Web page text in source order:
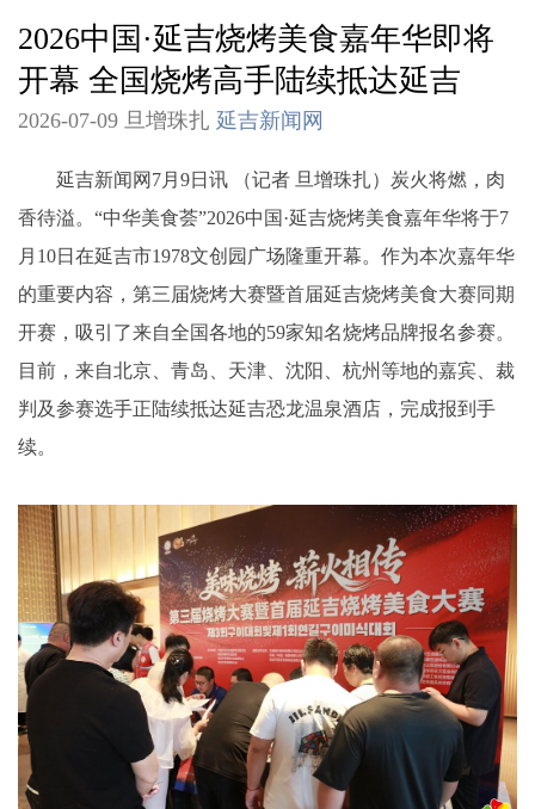
2026中国·延吉烧烤美食嘉年华即将
开幕 全国烧烤高手陆续抵达延吉
2026-07-09 旦增珠扎 延吉新闻网
延吉新闻网7月9日讯 （记者 旦增珠扎）炭火将燃，肉
香待溢。“中华美食荟”2026中国·延吉烧烤美食嘉年华将于7
月10日在延吉市1978文创园广场隆重开幕。作为本次嘉年华
的重要内容，第三届烧烤大赛暨首届延吉烧烤美食大赛同期
开赛，吸引了来自全国各地的59家知名烧烤品牌报名参赛。
目前，来自北京、青岛、天津、沈阳、杭州等地的嘉宾、裁
判及参赛选手正陆续抵达延吉恐龙温泉酒店，完成报到手
续。